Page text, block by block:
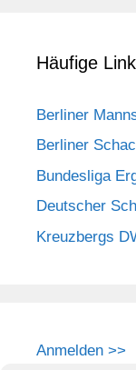
Häufige
Berliner
Berliner
Bundesliga
Deutscher
Kreuzbergs
Anmelden >>